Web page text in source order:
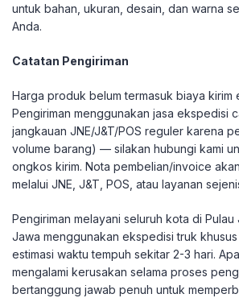
untuk bahan, ukuran, desain, dan warna
Anda.
Catatan Pengiriman
Harga produk belum termasuk biaya kirim
Pengiriman menggunakan jasa ekspedisi
jangkauan JNE/J&T/POS reguler karena
volume barang) — silakan hubungi kami
ongkos kirim. Nota pembelian/invoice
melalui JNE, J&T, POS, atau layanan
Pengiriman melayani seluruh kota di Pulau
Jawa menggunakan ekspedisi truk
estimasi waktu tempuh sekitar 2-3 hari.
mengalami kerusakan selama proses
bertanggung jawab penuh untuk